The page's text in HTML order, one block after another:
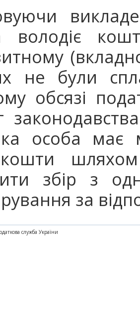
володіє
не були
обсязі
особа має
збір з
за
служба України